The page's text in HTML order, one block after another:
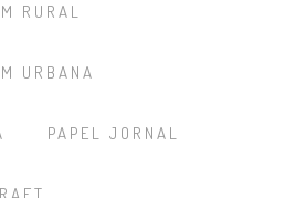
RURAL
URBANA
PAPEL JORNAL